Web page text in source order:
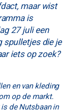
maar wist
is
27 juli een
spulletjes die je
iets op zoek?
en van kleding
op de markt.
de Nutsbaan in